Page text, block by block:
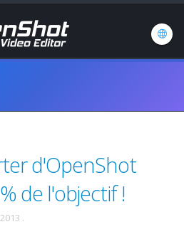
d'OpenShot
de l'objectif !
.